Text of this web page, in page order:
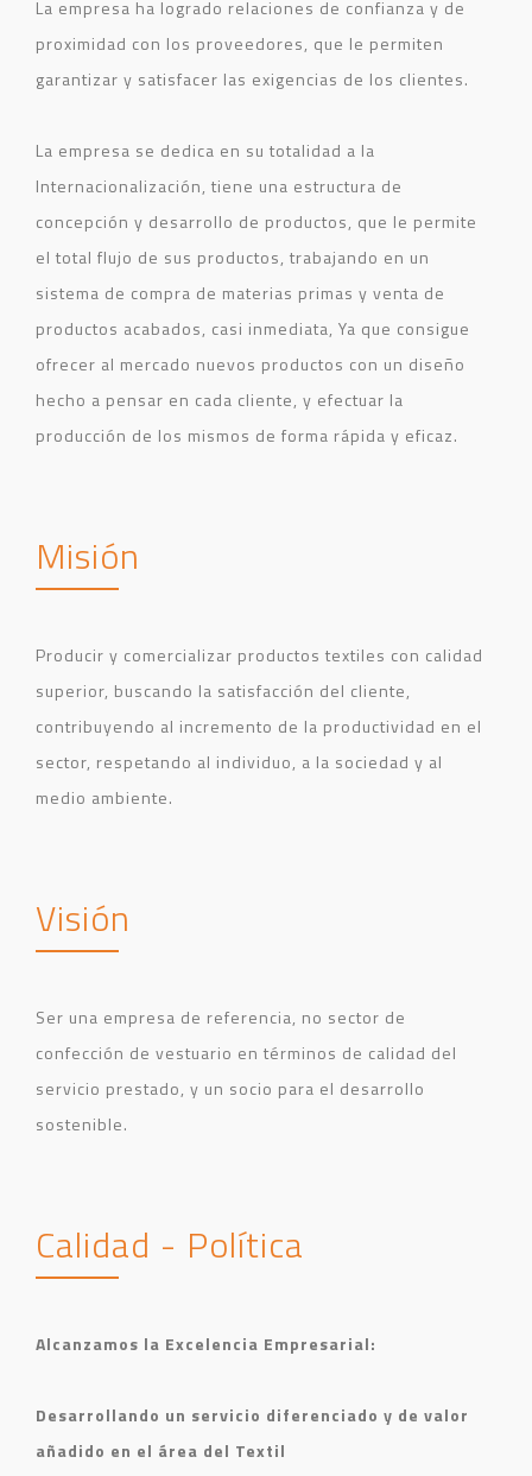
La empresa ha logrado relaciones de confianza y de
proximidad con los proveedores, que le permiten
garantizar y satisfacer las exigencias de los clientes.
La empresa se dedica en su totalidad a la
Internacionalización, tiene una estructura de
concepción y desarrollo de productos, que le permite
el total flujo de sus productos, trabajando en un
sistema de compra de materias primas y venta de
productos acabados, casi inmediata, Ya que consigue
ofrecer al mercado nuevos productos con un diseño
hecho a pensar en cada cliente, y efectuar la
producción de los mismos de forma rápida y eficaz.
Misión
Producir y comercializar productos textiles con calidad
superior, buscando la satisfacción del cliente,
contribuyendo al incremento de la productividad en el
sector, respetando al individuo, a la sociedad y al
medio ambiente.
Visión
Ser una empresa de referencia, no sector de
confección de vestuario en términos de calidad del
servicio prestado, y un socio para el desarrollo
sostenible.
Calidad - Política
Alcanzamos la Excelencia Empresarial:
Desarrollando un servicio diferenciado y de valor
añadido en el área del Textil